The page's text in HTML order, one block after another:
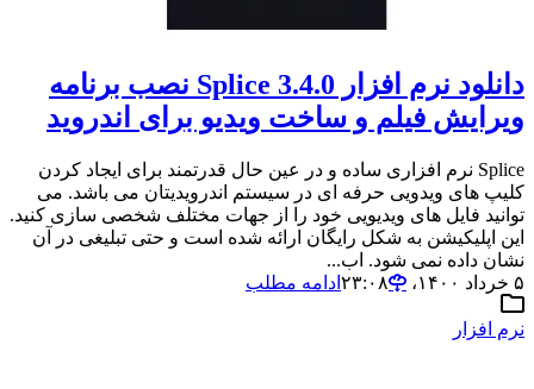
دانلود نرم افزار Splice 3.4.0 نصب برنامه
ویرایش فیلم و ساخت ویدیو برای اندروید
Splice نرم افزاری ساده و در عین حال قدرتمند برای ایجاد کردن
کلیپ های ویدویی حرفه ای در سیستم اندرویدیتان می باشد. می
توانید فایل های ویدیویی خود را از جهات مختلف شخصی سازی کنید.
این اپلیکیشن به شکل رایگان ارائه شده است و حتی تبلیغی در آن
نشان داده نمی شود. اب...
۵ خرداد ۱۴۰۰،‏ ۲۳:۰۸
ادامه مطلب
نرم افزار